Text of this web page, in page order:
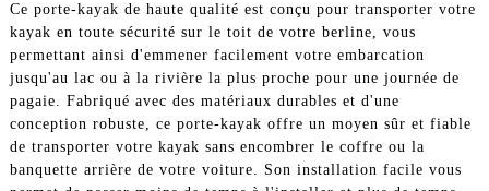
Ce porte-kayak de haute qualité est conçu pour transporter votre
kayak en toute sécurité sur le toit de votre berline, vous
permettant ainsi d'emmener facilement votre embarcation
jusqu'au lac ou à la rivière la plus proche pour une journée de
pagaie. Fabriqué avec des matériaux durables et d'une
conception robuste, ce porte-kayak offre un moyen sûr et fiable
de transporter votre kayak sans encombrer le coffre ou la
banquette arrière de votre voiture. Son installation facile vous